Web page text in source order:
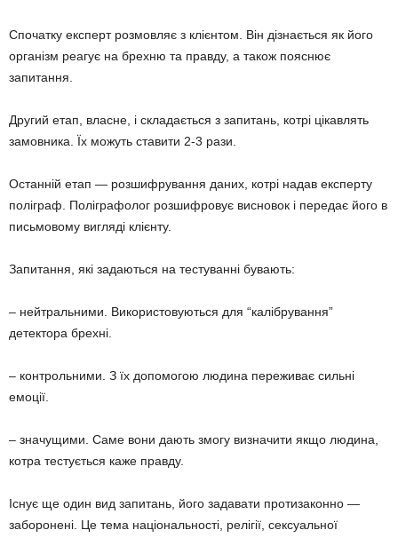
Спочатку експерт розмовляє з клієнтом. Він дізнається як його
організм реагує на брехню та правду, а також пояснює
запитання.
Другий етап, власне, і складається з запитань, котрі цікавлять
замовника. Їх можуть ставити 2-3 рази.
Останній етап — розшифрування даних, котрі надав експерту
поліграф. Поліграфолог розшифровує висновок і передає його в
письмовому вигляді клієнту.
Запитання, які задаються на тестуванні бувають:
– нейтральними. Використовуються для “калібрування”
детектора брехні.
– контрольними. З їх допомогою людина переживає сильні
емоції.
– значущими. Саме вони дають змогу визначити якщо людина,
котра тестується каже правду.
Існує ще один вид запитань, його задавати протизаконно —
заборонені. Це тема національності, релігії, сексуальної